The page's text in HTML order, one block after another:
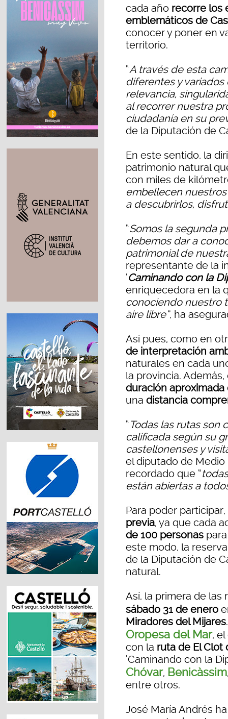
cada año recorre los
emblemáticos de
conocer y poner en
territorio.
“A través de esta
diferentes y
relevancia,
al recorrer nuestra
ciudadanía en su
de la Diputación de
En este sentido, la
patrimonio natural
con miles de
embellecen
a descubrirlos,
“Somos la segunda
debemos dar a
patrimonial de
representante de la
‘Caminando con la
enriquecedora en la
conociendo nuestro
aire libre”, ha
Así pues, como en
de interpretación
naturales en cada
la provincia.
duración
una distancia
“Todas las rutas son
calificada según su
castellonenses y
el diputado de
recordado que “
están abiertas a
Para poder
previa, ya que cada
de 100 personas
este modo, la
de la Diputación de
natural.
Así, la primera de las
sábado 31 de enero
Miradores del Mijares
Oropesa del Mar, el
con la ruta de El Clot
‘Caminando con la
Chóvar, Benicàssim
entre otros.
José María Andrés